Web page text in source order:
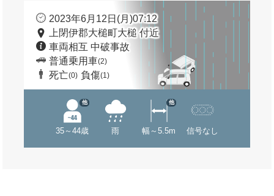
2023年6月12日(月)07:12
上閉伊郡大槌町大槌 付近
車両相互 中破事故
普通乗用車(2)
死亡(0) 負傷(1)
35～44歳
他
雨 幅～5.5m
他
信号なし